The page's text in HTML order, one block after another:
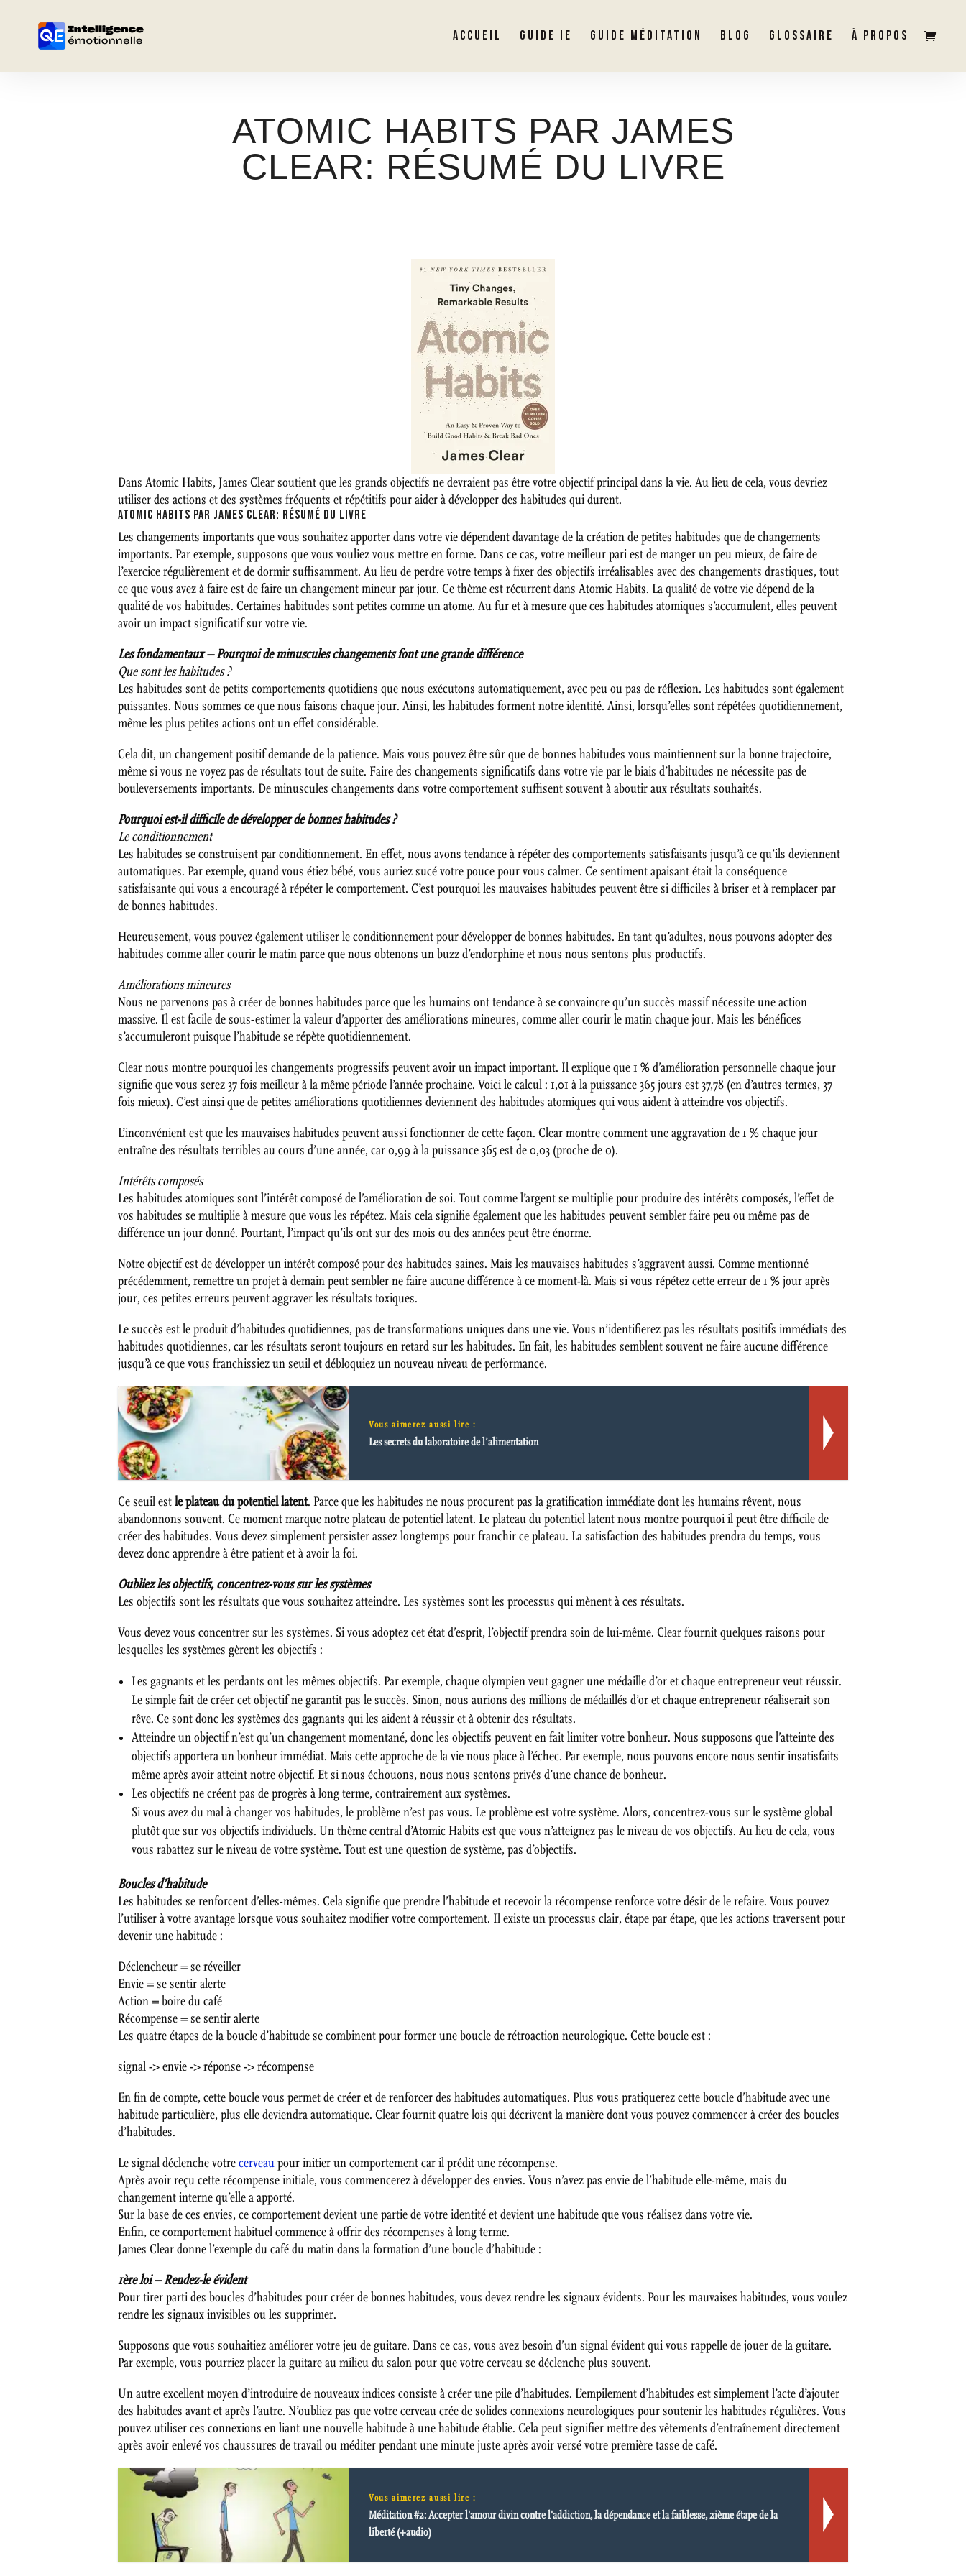
ACCUEIL GUIDE IE GUIDE MÉDITATION BLOG GLOSSAIRE À PROPOS
ATOMIC HABITS PAR JAMES
CLEAR: RÉSUMÉ DU LIVRE
Dans Atomic Habits, James Clear soutient que les grands objectifs ne devraient pas être votre objectif principal dans la vie. Au lieu de cela, vous devriez
utiliser des actions et des systèmes fréquents et répétitifs pour aider à développer des habitudes qui durent.
ATOMIC HABITS PAR JAMES CLEAR: RÉSUMÉ DU LIVRE
Les changements importants que vous souhaitez apporter dans votre vie dépendent davantage de la création de petites habitudes que de changements
importants. Par exemple, supposons que vous vouliez vous mettre en forme. Dans ce cas, votre meilleur pari est de manger un peu mieux, de faire de
l’exercice régulièrement et de dormir suffisamment. Au lieu de perdre votre temps à fixer des objectifs irréalisables avec des changements drastiques, tout
ce que vous avez à faire est de faire un changement mineur par jour. Ce thème est récurrent dans Atomic Habits. La qualité de votre vie dépend de la
qualité de vos habitudes. Certaines habitudes sont petites comme un atome. Au fur et à mesure que ces habitudes atomiques s’accumulent, elles peuvent
avoir un impact significatif sur votre vie.
Les fondamentaux – Pourquoi de minuscules changements font une grande différence
Que sont les habitudes ?
Les habitudes sont de petits comportements quotidiens que nous exécutons automatiquement, avec peu ou pas de réflexion. Les habitudes sont également
puissantes. Nous sommes ce que nous faisons chaque jour. Ainsi, les habitudes forment notre identité. Ainsi, lorsqu’elles sont répétées quotidiennement,
même les plus petites actions ont un effet considérable.
Cela dit, un changement positif demande de la patience. Mais vous pouvez être sûr que de bonnes habitudes vous maintiennent sur la bonne trajectoire,
même si vous ne voyez pas de résultats tout de suite. Faire des changements significatifs dans votre vie par le biais d’habitudes ne nécessite pas de
bouleversements importants. De minuscules changements dans votre comportement suffisent souvent à aboutir aux résultats souhaités.
Pourquoi est-il difficile de développer de bonnes habitudes ?
Le conditionnement
Les habitudes se construisent par conditionnement. En effet, nous avons tendance à répéter des comportements satisfaisants jusqu’à ce qu’ils deviennent
automatiques. Par exemple, quand vous étiez bébé, vous auriez sucé votre pouce pour vous calmer. Ce sentiment apaisant était la conséquence
satisfaisante qui vous a encouragé à répéter le comportement. C’est pourquoi les mauvaises habitudes peuvent être si difficiles à briser et à remplacer par
de bonnes habitudes.
Heureusement, vous pouvez également utiliser le conditionnement pour développer de bonnes habitudes. En tant qu’adultes, nous pouvons adopter des
habitudes comme aller courir le matin parce que nous obtenons un buzz d’endorphine et nous nous sentons plus productifs.
Améliorations mineures
Nous ne parvenons pas à créer de bonnes habitudes parce que les humains ont tendance à se convaincre qu’un succès massif nécessite une action
massive. Il est facile de sous-estimer la valeur d’apporter des améliorations mineures, comme aller courir le matin chaque jour. Mais les bénéfices
s’accumuleront puisque l’habitude se répète quotidiennement.
Clear nous montre pourquoi les changements progressifs peuvent avoir un impact important. Il explique que 1 % d’amélioration personnelle chaque jour
signifie que vous serez 37 fois meilleur à la même période l’année prochaine. Voici le calcul : 1,01 à la puissance 365 jours est 37,78 (en d’autres termes, 37
fois mieux). C’est ainsi que de petites améliorations quotidiennes deviennent des habitudes atomiques qui vous aident à atteindre vos objectifs.
L’inconvénient est que les mauvaises habitudes peuvent aussi fonctionner de cette façon. Clear montre comment une aggravation de 1 % chaque jour
entraîne des résultats terribles au cours d’une année, car 0,99 à la puissance 365 est de 0,03 (proche de 0).
Intérêts composés
Les habitudes atomiques sont l’intérêt composé de l’amélioration de soi. Tout comme l’argent se multiplie pour produire des intérêts composés, l’effet de
vos habitudes se multiplie à mesure que vous les répétez. Mais cela signifie également que les habitudes peuvent sembler faire peu ou même pas de
différence un jour donné. Pourtant, l’impact qu’ils ont sur des mois ou des années peut être énorme.
Notre objectif est de développer un intérêt composé pour des habitudes saines. Mais les mauvaises habitudes s’aggravent aussi. Comme mentionné
précédemment, remettre un projet à demain peut sembler ne faire aucune différence à ce moment-là. Mais si vous répétez cette erreur de 1 % jour après
jour, ces petites erreurs peuvent aggraver les résultats toxiques.
Le succès est le produit d’habitudes quotidiennes, pas de transformations uniques dans une vie. Vous n’identifierez pas les résultats positifs immédiats des
habitudes quotidiennes, car les résultats seront toujours en retard sur les habitudes. En fait, les habitudes semblent souvent ne faire aucune différence
jusqu’à ce que vous franchissiez un seuil et débloquiez un nouveau niveau de performance.
Vous aimerez aussi lire :
Les secrets du laboratoire de l’alimentation
Ce seuil estle plateau du potentiel latent. Parce que les habitudes ne nous procurent pas la gratification immédiate dont les humains rêvent, nous
abandonnons souvent. Ce moment marque notre plateau de potentiel latent. Le plateau du potentiel latent nous montre pourquoi il peut être difficile de
créer des habitudes. Vous devez simplement persister assez longtemps pour franchir ce plateau. La satisfaction des habitudes prendra du temps, vous
devez donc apprendre à être patient et à avoir la foi.
Oubliez les objectifs, concentrez-vous sur les systèmes
Les objectifs sont les résultats que vous souhaitez atteindre. Les systèmes sont les processus qui mènent à ces résultats.
Vous devez vous concentrer sur les systèmes. Si vous adoptez cet état d’esprit, l’objectif prendra soin de lui-même. Clear fournit quelques raisons pour
lesquelles les systèmes gèrent les objectifs :
Les gagnants et les perdants ont les mêmes objectifs. Par exemple, chaque olympien veut gagner une médaille d’or et chaque entrepreneur veut réussir.
Le simple fait de créer cet objectif ne garantit pas le succès. Sinon, nous aurions des millions de médaillés d’or et chaque entrepreneur réaliserait son
rêve. Ce sont donc les systèmes des gagnants qui les aident à réussir et à obtenir des résultats.
Atteindre un objectif n’est qu’un changement momentané, donc les objectifs peuvent en fait limiter votre bonheur. Nous supposons que l’atteinte des
objectifs apportera un bonheur immédiat. Mais cette approche de la vie nous place à l’échec. Par exemple, nous pouvons encore nous sentir insatisfaits
même après avoir atteint notre objectif. Et si nous échouons, nous nous sentons privés d’une chance de bonheur.
Les objectifs ne créent pas de progrès à long terme, contrairement aux systèmes.
Si vous avez du mal à changer vos habitudes, le problème n’est pas vous. Le problème est votre système. Alors, concentrez-vous sur le système global
plutôt que sur vos objectifs individuels. Un thème central d’Atomic Habits est que vous n’atteignez pas le niveau de vos objectifs. Au lieu de cela, vous
vous rabattez sur le niveau de votre système. Tout est une question de système, pas d’objectifs.
Boucles d’habitude
Les habitudes se renforcent d’elles-mêmes. Cela signifie que prendre l’habitude et recevoir la récompense renforce votre désir de le refaire. Vous pouvez
l’utiliser à votre avantage lorsque vous souhaitez modifier votre comportement. Il existe un processus clair, étape par étape, que les actions traversent pour
devenir une habitude :
Déclencheur = se réveiller
Envie = se sentir alerte
Action = boire du café
Récompense = se sentir alerte
Les quatre étapes de la boucle d’habitude se combinent pour former une boucle de rétroaction neurologique. Cette boucle est :
signal -> envie -> réponse -> récompense
En fin de compte, cette boucle vous permet de créer et de renforcer des habitudes automatiques. Plus vous pratiquerez cette boucle d’habitude avec une
habitude particulière, plus elle deviendra automatique. Clear fournit quatre lois qui décrivent la manière dont vous pouvez commencer à créer des boucles
d’habitudes.
Le signal déclenche votrecerveaupour initier un comportement car il prédit une récompense.
Après avoir reçu cette récompense initiale, vous commencerez à développer des envies. Vous n’avez pas envie de l’habitude elle-même, mais du
changement interne qu’elle a apporté.
Sur la base de ces envies, ce comportement devient une partie de votre identité et devient une habitude que vous réalisez dans votre vie.
Enfin, ce comportement habituel commence à offrir des récompenses à long terme.
James Clear donne l’exemple du café du matin dans la formation d’une boucle d’habitude :
1ère loi – Rendez-le évident
Pour tirer parti des boucles d’habitudes pour créer de bonnes habitudes, vous devez rendre les signaux évidents. Pour les mauvaises habitudes, vous voulez
rendre les signaux invisibles ou les supprimer.
Supposons que vous souhaitiez améliorer votre jeu de guitare. Dans ce cas, vous avez besoin d’un signal évident qui vous rappelle de jouer de la guitare.
Par exemple, vous pourriez placer la guitare au milieu du salon pour que votre cerveau se déclenche plus souvent.
Un autre excellent moyen d’introduire de nouveaux indices consiste à créer une pile d’habitudes. L’empilement d’habitudes est simplement l’acte d’ajouter
des habitudes avant et après l’autre. N’oubliez pas que votre cerveau crée de solides connexions neurologiques pour soutenir les habitudes régulières. Vous
pouvez utiliser ces connexions en liant une nouvelle habitude à une habitude établie. Cela peut signifier mettre des vêtements d’entraînement directement
après avoir enlevé vos chaussures de travail ou méditer pendant une minute juste après avoir versé votre première tasse de café.
Vous aimerez aussi lire :
Méditation #2: Accepter l'amour divin contre l'addiction, la dépendance et la faiblesse, 2ième étape de la
liberté (+audio)